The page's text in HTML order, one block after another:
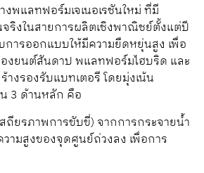
งพแลทฟอร์มเจเนอเรชันใหม่ ที่มี
จริงในสายการผลิตเชิงพาณิชย์ตั้งแต่ปี
การออกแบบให้มีความยืดหยุ่นสูง เพื่อ
งยนต์สันดาป พแลทฟอร์มไฮบริด และ
งรองรับแบทเตอรี โดยมุ่งเน้น
3 ด้านหลัก คือ
สถียรภาพการขับขี่) จากการกระจายน้ำ
มสูงของจุดศูนย์ถ่วงลง เพื่อการ